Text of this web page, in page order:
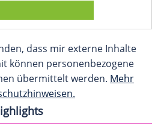
dass mir externe Inhalte
können personenbezogene
übermittelt werden. Mehr